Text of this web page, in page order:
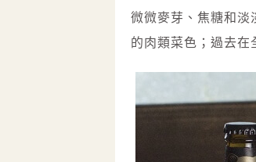
微微麥芽、焦糖和淡
的肉類菜色；過去在